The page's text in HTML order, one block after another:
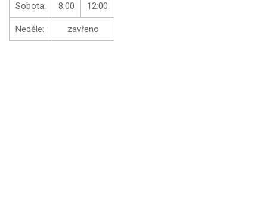
Sobota: 8:00 12:00
Neděle: zavřeno